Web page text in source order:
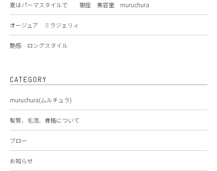
夏はパーマスタイルで 銀座 美容室 muruchura
オージュア ミラジェリィ
艶感 ロングスタイル
CATEGORY
muruchura(ムルチュラ)
髪質、毛流、骨格について
ブロー
お知らせ